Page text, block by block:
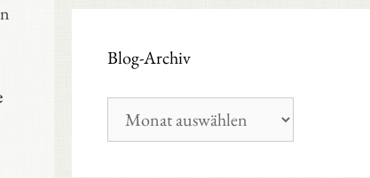
Blog-Archiv
Archiv